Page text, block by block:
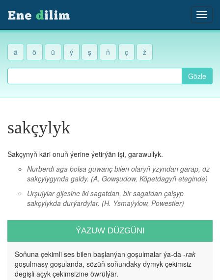
ä ö ü ý ş ň ç ž
Gözle
sakçylyk
Sakçynyň käri onuň ýerine ýetirýän işi, garawullyk.
Nurberdi aga bolsa guwanç bilen olaryň yzyndan garap, öz
sakçylygynda galdy. (A. Gowşudow, Köpetdagyň eteginde)
Urşujylar gijesine iki sagatdan, bir sagatdan çalşyp
sakçylykda durýardylar. (H. Ysmaýylow, Powestler)
ÝAZUW DÜZGÜNI
Soňuna çekimli ses bilen başlanýan goşulmalar ýa-da -rak
goşulmasy goşulanda, sözüň soňundaky dymyk çekimsiz
degişli açyk çekimsizine öwrülýär.